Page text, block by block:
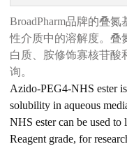
BroadPharm品牌的叠
性介质中的溶解度。叠
白质、胺修饰寡核苷酸
询。
Azido-PEG4-NHS ester
solubility in aqueous
NHS ester can be used
Reagent grade, for